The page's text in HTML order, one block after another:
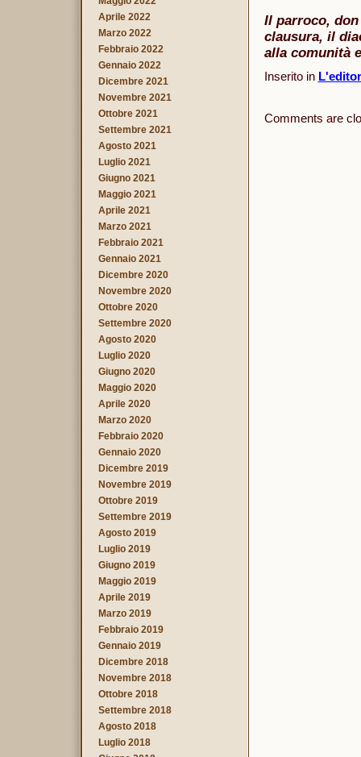
Il parroco,
clausura, il
alla comunità
Inserito in
Comments are
Aprile 2022
Marzo 2022
Febbraio 2022
Gennaio 2022
Dicembre 2021
Novembre 2021
Ottobre 2021
Settembre 2021
Agosto 2021
Luglio 2021
Giugno 2021
Maggio 2021
Aprile 2021
Marzo 2021
Febbraio 2021
Gennaio 2021
Dicembre 2020
Novembre 2020
Ottobre 2020
Settembre 2020
Agosto 2020
Luglio 2020
Giugno 2020
Maggio 2020
Aprile 2020
Marzo 2020
Febbraio 2020
Gennaio 2020
Dicembre 2019
Novembre 2019
Ottobre 2019
Settembre 2019
Agosto 2019
Luglio 2019
Giugno 2019
Maggio 2019
Aprile 2019
Marzo 2019
Febbraio 2019
Gennaio 2019
Dicembre 2018
Novembre 2018
Ottobre 2018
Settembre 2018
Agosto 2018
Luglio 2018